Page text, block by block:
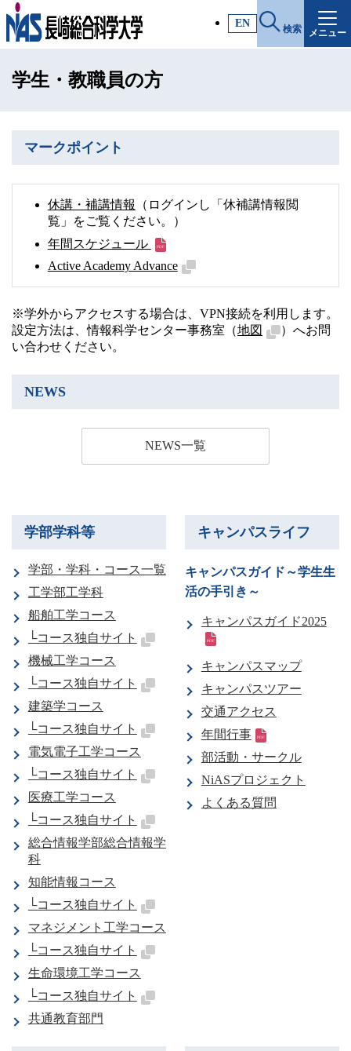
EN 検索 メニュー
施設・アクセス
入試情報
各種証明書
一般・社会人の方
学生・教職員の方
お問い合わせ
このサイトについて
プライバシーポリシー
学生・教職員の方
マークポイント
休講・補講情報
（ログインし「休補講情報閲
覧」をご覧ください。）
年間スケジュール
Active Academy Advance
※学外からアクセスする場合は、VPN接続を利用します。
設定方法は、情報科学センター事務室（地図
）へお問
い合わせください。
NEWS
NEWS一覧
学部学科等
学部・学科・コース一覧
工学部工学科
船舶工学コース
└コース独自サイト
機械工学コース
└コース独自サイト
建築学コース
└コース独自サイト
電気電子工学コース
└コース独自サイト
医療工学コース
└コース独自サイト
総合情報学部総合情報学
科
知能情報コース
└コース独自サイト
マネジメント工学コース
└コース独自サイト
生命環境工学コース
└コース独自サイト
共通教育部門
キャンパスライフ
キャンパスガイド～学生生
活の手引き～
キャンパスガイド2025
キャンパスマップ
キャンパスツアー
交通アクセス
年間行事
部活動・サークル
NiASプロジェクト
よくある質問